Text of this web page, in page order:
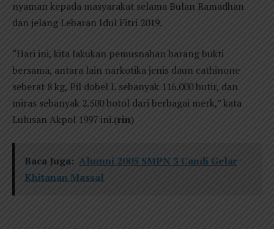
nyaman kepada masyarakat selama Bulan Ramadhan
dan jelang Lebaran Idul Fitri 2019.
“Hari ini, kita lakukan pemusnahan barang bukti
bersama, antara lain narkotika jenis daun cathinone
seberat 8 kg, Pil dobel L sebanyak 116.000 butir, dan
miras sebanyak 2.500 botol dari berbagai merk,” kata
Lulusan Akpol 1997 ini.(rin)
Baca Juga: Alumni 2005 SMPN 3 Candi Gelar
Khitanan Massal